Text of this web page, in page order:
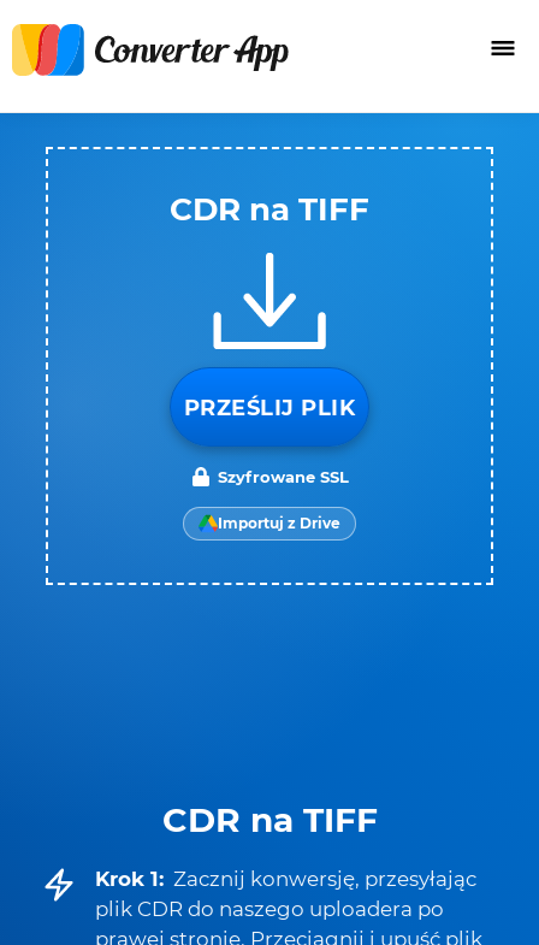
CDR na TIFF
Krok 1: Zacznij konwersję, przesyłając
plik CDR do naszego uploadera po
prawej stronie. Przeciągnij i upuść plik
CDR na TIFF
PRZEŚLIJ PLIK
Szyfrowane SSL
Importuj z Drive